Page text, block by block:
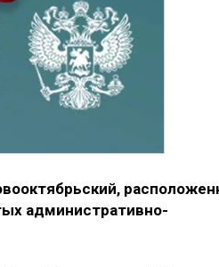
административно-